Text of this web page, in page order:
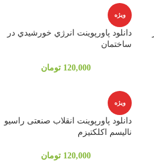
ویژه
دانلود پاورپوینت انرژي خورشيدي در
ساختمان
120,000 تومان
ویژه
دانلود پاورپوینت انقلاب صنعتی راسیو
نالیسم اکلکتیزم
120,000 تومان